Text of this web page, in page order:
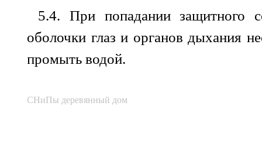
5.4. При попадании защитного
оболочки глаз и органов дыхания
промыть водой.
СНиПы деревянный дом